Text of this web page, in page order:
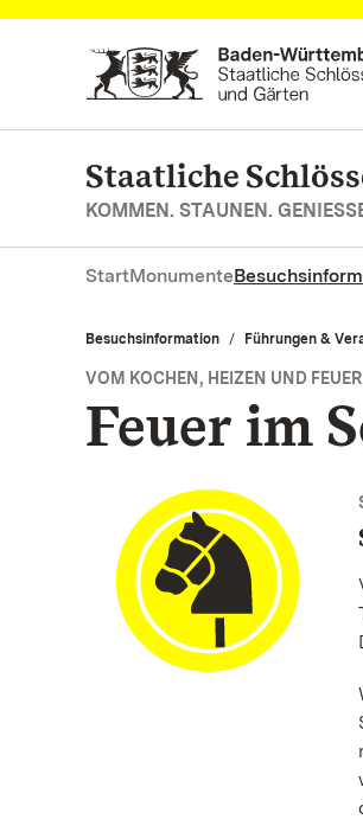
Zum Hauptinhalt springen
Staatliche
KOMMEN. STAUNEN.
StartMonumente
Besuchsinformation Führungen &
VOM KOCHEN, HEIZEN UND
Feuer im